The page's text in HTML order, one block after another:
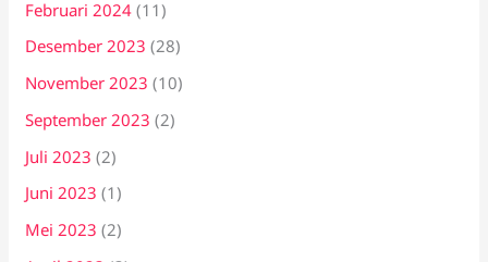
Februari 2024 (11)
Desember 2023 (28)
November 2023 (10)
September 2023 (2)
Juli 2023 (2)
Juni 2023 (1)
Mei 2023 (2)